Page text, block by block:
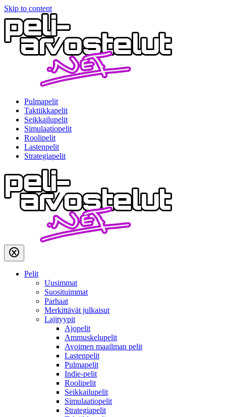
Skip to content
Pulmapelit
Taktiikkapelit
Seikkailupelit
Simulaatiopelit
Roolipelit
Lastenpelit
Strategiapelit
Pelit
Uusimmat
Suosituimmat
Parhaat
Merkittävät julkaisut
Lajityypit
Ajopelit
Ammuskelupelit
Avoimen maailman pelit
Lastenpelit
Pulmapelit
Indie-pelit
Roolipelit
Seikkailupelit
Simulaatiopelit
Strategiapelit